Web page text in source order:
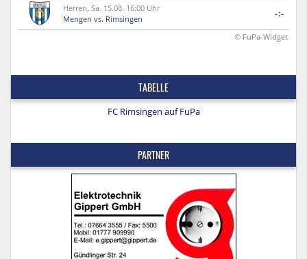
Herren, Sa. 15.08. 16:00 Uhr
Mengen vs. Rimsingen
-:-
© FuPa-Widget
TABELLE
FC Rimsingen auf FuPa
PARTNER